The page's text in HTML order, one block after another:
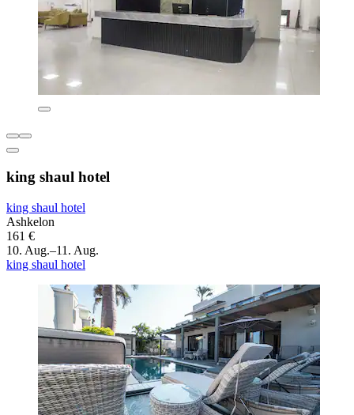
king shaul hotel
king shaul hotel
Ashkelon
161 €
10. Aug.–11. Aug.
king shaul hotel